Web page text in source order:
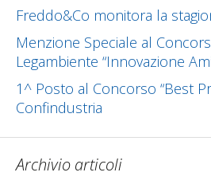
Freddo&Co monitora la
Menzione Speciale al
Legambiente “Innovazione
1^ Posto al Concorso “Best
Confindustria
Archivio articoli